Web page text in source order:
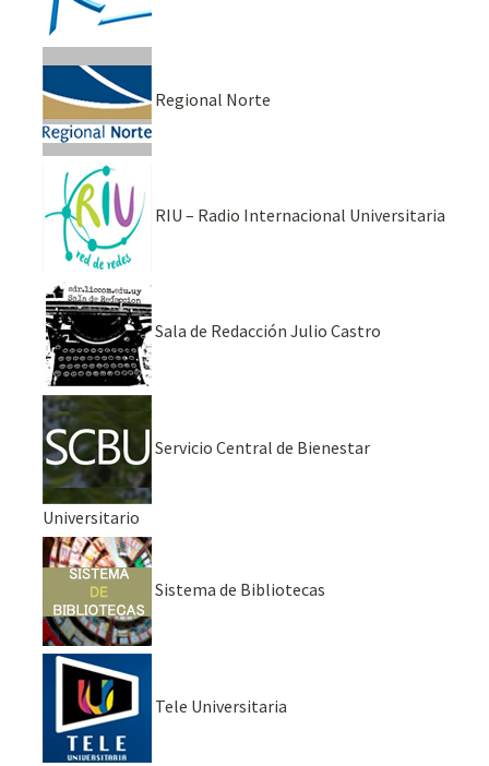
Regional Norte
RIU – Radio Internacional Universitaria
Sala de Redacción Julio Castro
Servicio Central de Bienestar
Universitario
Sistema de Bibliotecas
Tele Universitaria